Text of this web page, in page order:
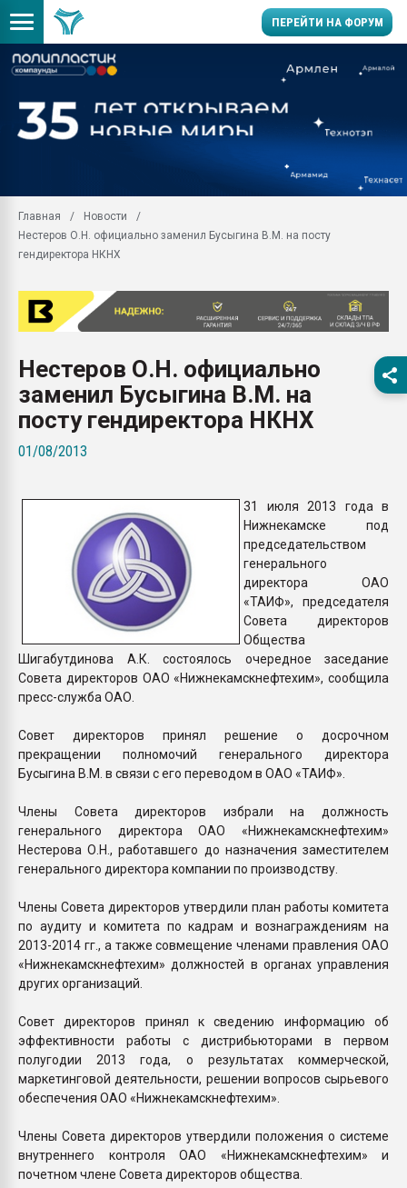
ПЕРЕЙТИ НА ФОРУМ
производство SPC
заводу пластмасс"
28.07.2026
первый план в
28.07.2026
ситуацией на
Всё, что касается
Главная
Новости
Нестеров О.Н. официально заменил Бусыгина В.М. на посту
гендиректора НКНХ
Нестеров О.Н. официально
заменил Бусыгина В.М. на
посту гендиректора НКНХ
01/08/2013
31 июля 2013 года в
Нижнекамске под
председательством
генерального
директора ОАО
«ТАИФ», председателя
Совета директоров
Общества
Шигабутдинова А.К. состоялось очередное заседание
Совета директоров ОАО «Нижнекамскнефтехим», сообщила
пресс-служба ОАО.
Совет директоров принял решение о досрочном
прекращении полномочий генерального директора
Бусыгина В.М. в связи с его переводом в ОАО «ТАИФ».
Члены Совета директоров избрали на должность
генерального директора ОАО «Нижнекамскнефтехим»
Нестерова О.Н., работавшего до назначения заместителем
генерального директора компании по производству.
Члены Совета директоров утвердили план работы комитета
по аудиту и комитета по кадрам и вознаграждениям на
2013-2014 гг., а также совмещение членами правления ОАО
«Нижнекамскнефтехим» должностей в органах управления
других организаций.
Совет директоров принял к сведению информацию об
эффективности работы с дистрибьюторами в первом
полугодии 2013 года, о результатах коммерческой,
маркетинговой деятельности, решении вопросов сырьевого
обеспечения ОАО «Нижнекамскнефтехим».
Члены Совета директоров утвердили положения о системе
внутреннего контроля ОАО «Нижнекамскнефтехим» и
почетном члене Совета директоров общества.